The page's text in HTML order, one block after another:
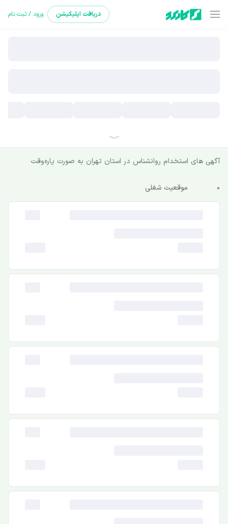
دریافت اپلیکیشن ورود / ثبت نام
آگهی های استخدام روانشناس در استان تهران به صورت پاره‌وقت
0 موقعیت شغلی